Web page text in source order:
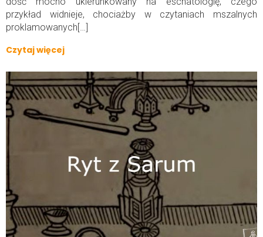
przykład widnieje, chociażby w czytaniach mszalnych
proklamowanych[…]
Czytaj więcej